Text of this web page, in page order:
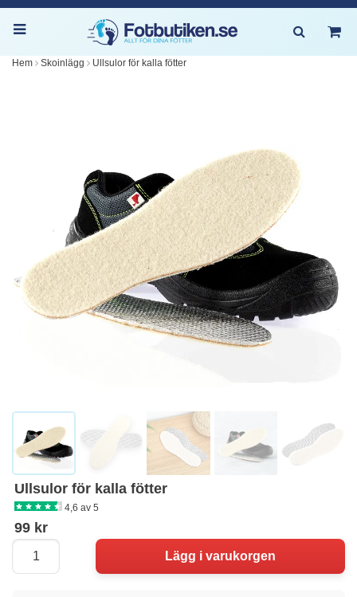
Hem Skoinlägg Ullsulor för kalla fötter
Ullsulor för kalla fötter
4,6 av 5
99 kr